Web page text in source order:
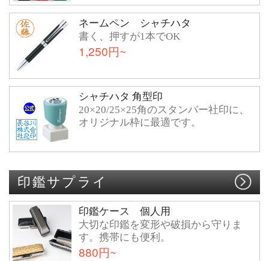
ネームペン シャチハタ
書く、押すが1本でOK
1,250円~
シャチハタ 角型印
20×20/25×25角のスタンパー社印に、
オリジナル枠に最適です。
印鑑サプライ
印鑑ケース 個人用
大切な印鑑を変形や破損から守りま
す。携帯にも便利。
880円~